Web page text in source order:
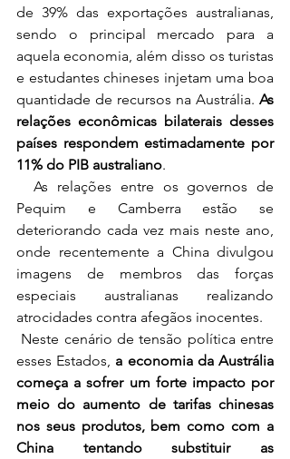
de 39% das exportações australianas,
sendo o principal mercado para a
aquela economia, além disso os turistas
e estudantes chineses injetam uma boa
quantidade de recursos na Austrália. As
relações econômicas bilaterais desses
países respondem estimadamente por
11% do PIB australiano.
  As relações entre os governos de
Pequim e Camberra estão se
deteriorando cada vez mais neste ano,
onde recentemente a China divulgou
imagens de membros das forças
especiais australianas realizando
atrocidades contra afegãos inocentes.
esses Estados, a economia da Austrália
começa a sofrer um forte impacto por
meio do aumento de tarifas chinesas
nos seus produtos, bem como com a
China tentando substituir as